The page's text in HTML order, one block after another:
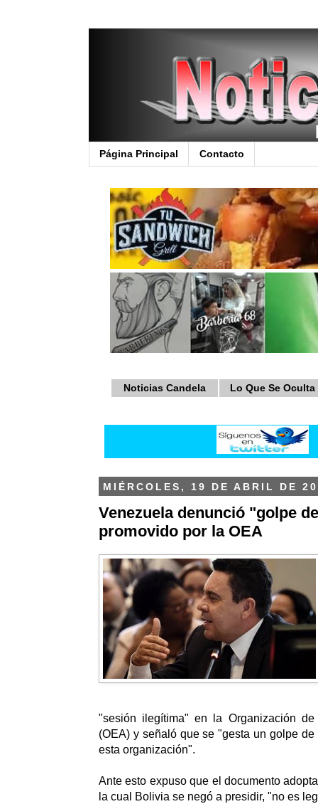
Página Principal Contacto
Noticias Candela Lo Que Se Oculta
MIÉRCOLES, 19 DE ABRIL DE
Venezuela denunció "golpe
promovido por la OEA
"sesión ilegítima" en la Organización de
(OEA) y señaló que se "gesta un golpe
esta organización".
Ante esto expuso que el documento
la cual Bolivia se negó a presidir, "no es